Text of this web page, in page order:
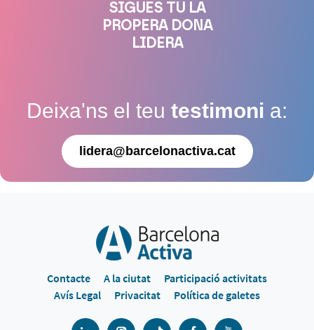
SIGUES TU LA
PROPERA DONA
LIDERA
Deixa'ns el teu testimoni a:
lidera@barcelonactiva.cat
Contacte A la ciutat
Participació activitats
Avís Legal
Privacitat Política de galetes